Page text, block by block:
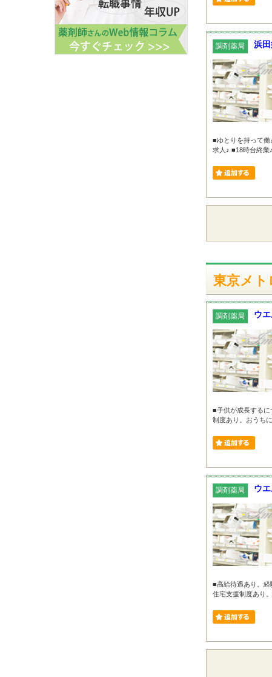
調剤薬局 浜
■ゆとりを持って働
求人♪ ■18時台終業
東京メト
調剤薬局 ウ
■子供が成長する
制度あり。おうち
調剤薬局 ウ
■高給待遇あり。
住宅支援制度あり